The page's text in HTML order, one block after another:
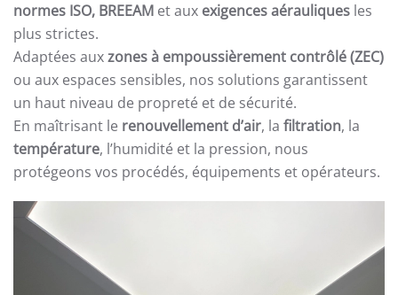
normes ISO, BREEAM et aux exigences aérauliques les
plus strictes.
Adaptées auxzones à empoussièrement contrôlé (ZEC)
ou aux espaces sensibles, nos solutions garantissent
un haut niveau de propreté et de sécurité.
En maîtrisant le renouvellement d’air, la filtration, la
température, l’humidité et la pression, nous
protégeons vos procédés, équipements et opérateurs.